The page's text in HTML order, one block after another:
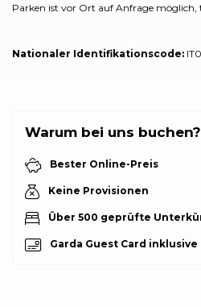
Parken ist vor Ort auf Anfrage möglich,
Nationaler Identifikationscode:
Warum bei uns buchen?
Bester Online-Preis
Keine Provisionen
Über 500 geprüfte
Garda Guest Card inklusive